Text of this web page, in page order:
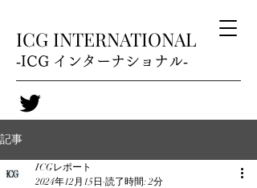
ICG INTERNATIONAL
‐ICG インターナショナル‐
記事
ICGレポート
2024年12月15日 読了時間: 2分